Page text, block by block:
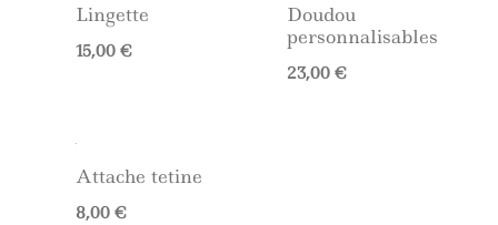
Lingette
15,00 €
Doudou
personnalisables
23,00 €
Attache tetine
8,00 €